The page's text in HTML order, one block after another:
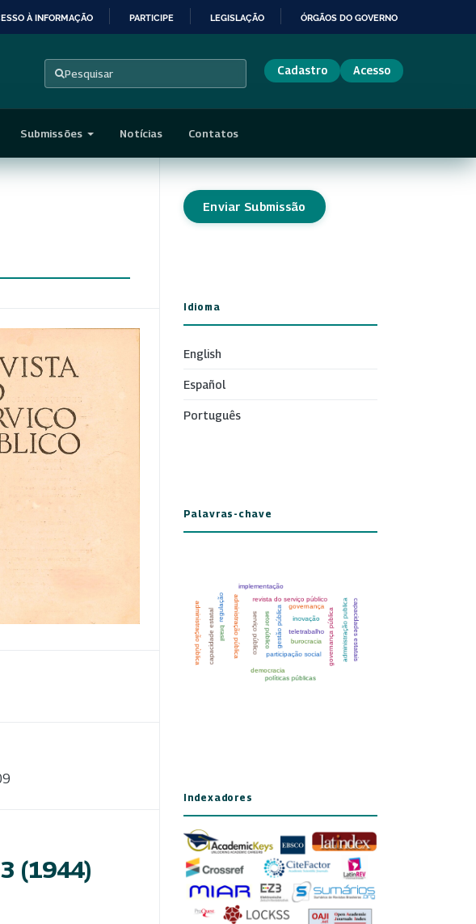
À INFORMAÇÃO PARTICIPE LEGISLAÇÃO ÓRGÃOS DO GOVERNO
Pesquisar Cadastro Acesso
Submissões Notícias Contatos
(1944)
Enviar Submissão
Idioma
English
Español
Português
Palavras-chave
Indexadores